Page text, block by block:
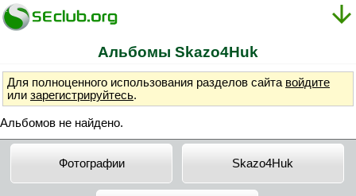
Альбомы Skazo4Huk
Для полноценного использования разделов сайта войдите
или зарегистрируйтесь.
Альбомов не найдено.
Фотографии Skazo4Huk